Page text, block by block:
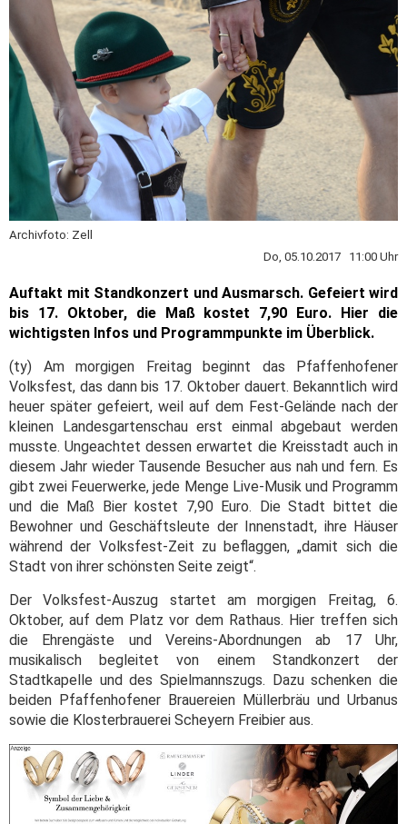
Archivfoto: Zell
Do, 05.10.2017 11:00 Uhr
Auftakt mit Standkonzert und Ausmarsch. Gefeiert wird
bis 17. Oktober, die Maß kostet 7,90 Euro. Hier die
wichtigsten Infos und Programmpunkte im Überblick.
(ty) Am morgigen Freitag beginnt das Pfaffenhofener
Volksfest, das dann bis 17. Oktober dauert. Bekanntlich wird
heuer später gefeiert, weil auf dem Fest-Gelände nach der
kleinen Landesgartenschau erst einmal abgebaut werden
musste. Ungeachtet dessen erwartet die Kreisstadt auch in
diesem Jahr wieder Tausende Besucher aus nah und fern. Es
gibt zwei Feuerwerke, jede Menge Live-Musik und Programm
und die Maß Bier kostet 7,90 Euro. Die Stadt bittet die
Bewohner und Geschäftsleute der Innenstadt, ihre Häuser
während der Volksfest-Zeit zu beflaggen, „damit sich die
Stadt von ihrer schönsten Seite zeigt“.
Der Volksfest-Auszug startet am morgigen Freitag, 6.
Oktober, auf dem Platz vor dem Rathaus. Hier treffen sich
die Ehrengäste und Vereins-Abordnungen ab 17 Uhr,
musikalisch begleitet von einem Standkonzert der
Stadtkapelle und des Spielmannszugs. Dazu schenken die
beiden Pfaffenhofener Brauereien Müllerbräu und Urbanus
sowie die Klosterbrauerei Scheyern Freibier aus.